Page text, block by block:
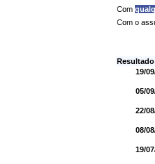
Com
Com o
19/
05/
22/
08/
19/